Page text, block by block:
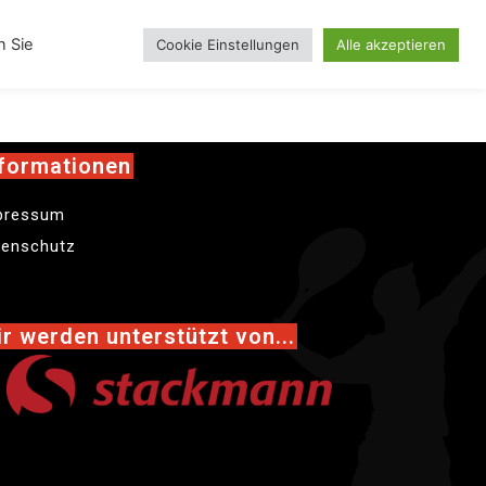
werden unterstützt von...
Sie
Cookie Einstellungen Alle akzeptieren